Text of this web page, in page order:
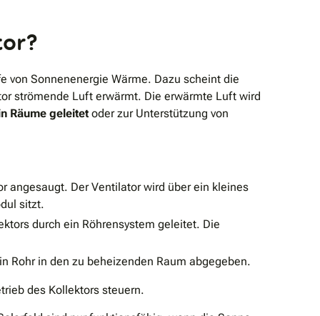
Sonnenenergie Wärme. Dazu scheint die
strömende Luft erwärmt. Die erwärmte Luft wird
Räume geleitet oder zur Unterstützung von
angesaugt. Der Ventilator wird über ein kleines
sitzt.
durch ein Röhrensystem geleitet. Die
Rohr in den zu beheizenden Raum abgegeben.
des Kollektors steuern.